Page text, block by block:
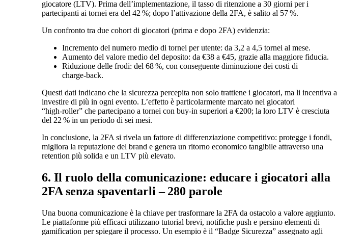
giocatore (LTV). Prima dell’implementazione, il tasso di ritenzione a 30 giorni per i
partecipanti ai tornei era del 42 %; dopo l’attivazione della 2FA, è salito al 57 %.
Un confronto tra due cohort di giocatori (prima e dopo 2FA) evidenzia:
Incremento del numero medio di tornei per utente: da 3,2 a 4,5 tornei al mese.
Aumento del valore medio del deposito: da €38 a €45, grazie alla maggiore fiducia.
Riduzione delle frodi: del 68 %, con conseguente diminuzione dei costi di
charge‑back.
Questi dati indicano che la sicurezza percepita non solo trattiene i giocatori, ma li incentiva a
investire di più in ogni evento. L’effetto è particolarmente marcato nei giocatori
“high‑roller” che partecipano a tornei con buy‑in superiori a €200; la loro LTV è cresciuta
del 22 % in un periodo di sei mesi.
In conclusione, la 2FA si rivela un fattore di differenziazione competitivo: protegge i fondi,
migliora la reputazione del brand e genera un ritorno economico tangibile attraverso una
retention più solida e un LTV più elevato.
6. Il ruolo della comunicazione: educare i giocatori alla
2FA senza spaventarli – 280 parole
Una buona comunicazione è la chiave per trasformare la 2FA da ostacolo a valore aggiunto.
Le piattaforme più efficaci utilizzano tutorial brevi, notifiche push e persino elementi di
gamification per spiegare il processo. Un esempio è il “Badge Sicurezza” assegnato agli